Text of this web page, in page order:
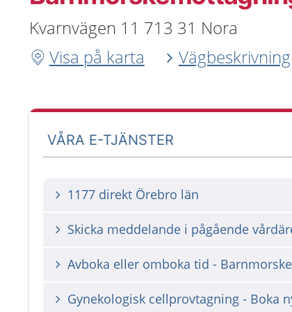
Kvarnvägen 11 713 31 Nora
Visa på karta
Vägbeskrivning
VÅRA E-TJÄNSTER
1177 direkt Örebro län